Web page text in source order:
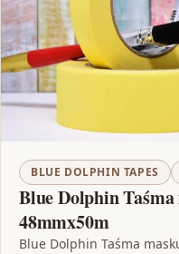
BLUE DOLPHIN TAPES
Blue Dolphin
48mmx50m
Blue Dolphin Taśma